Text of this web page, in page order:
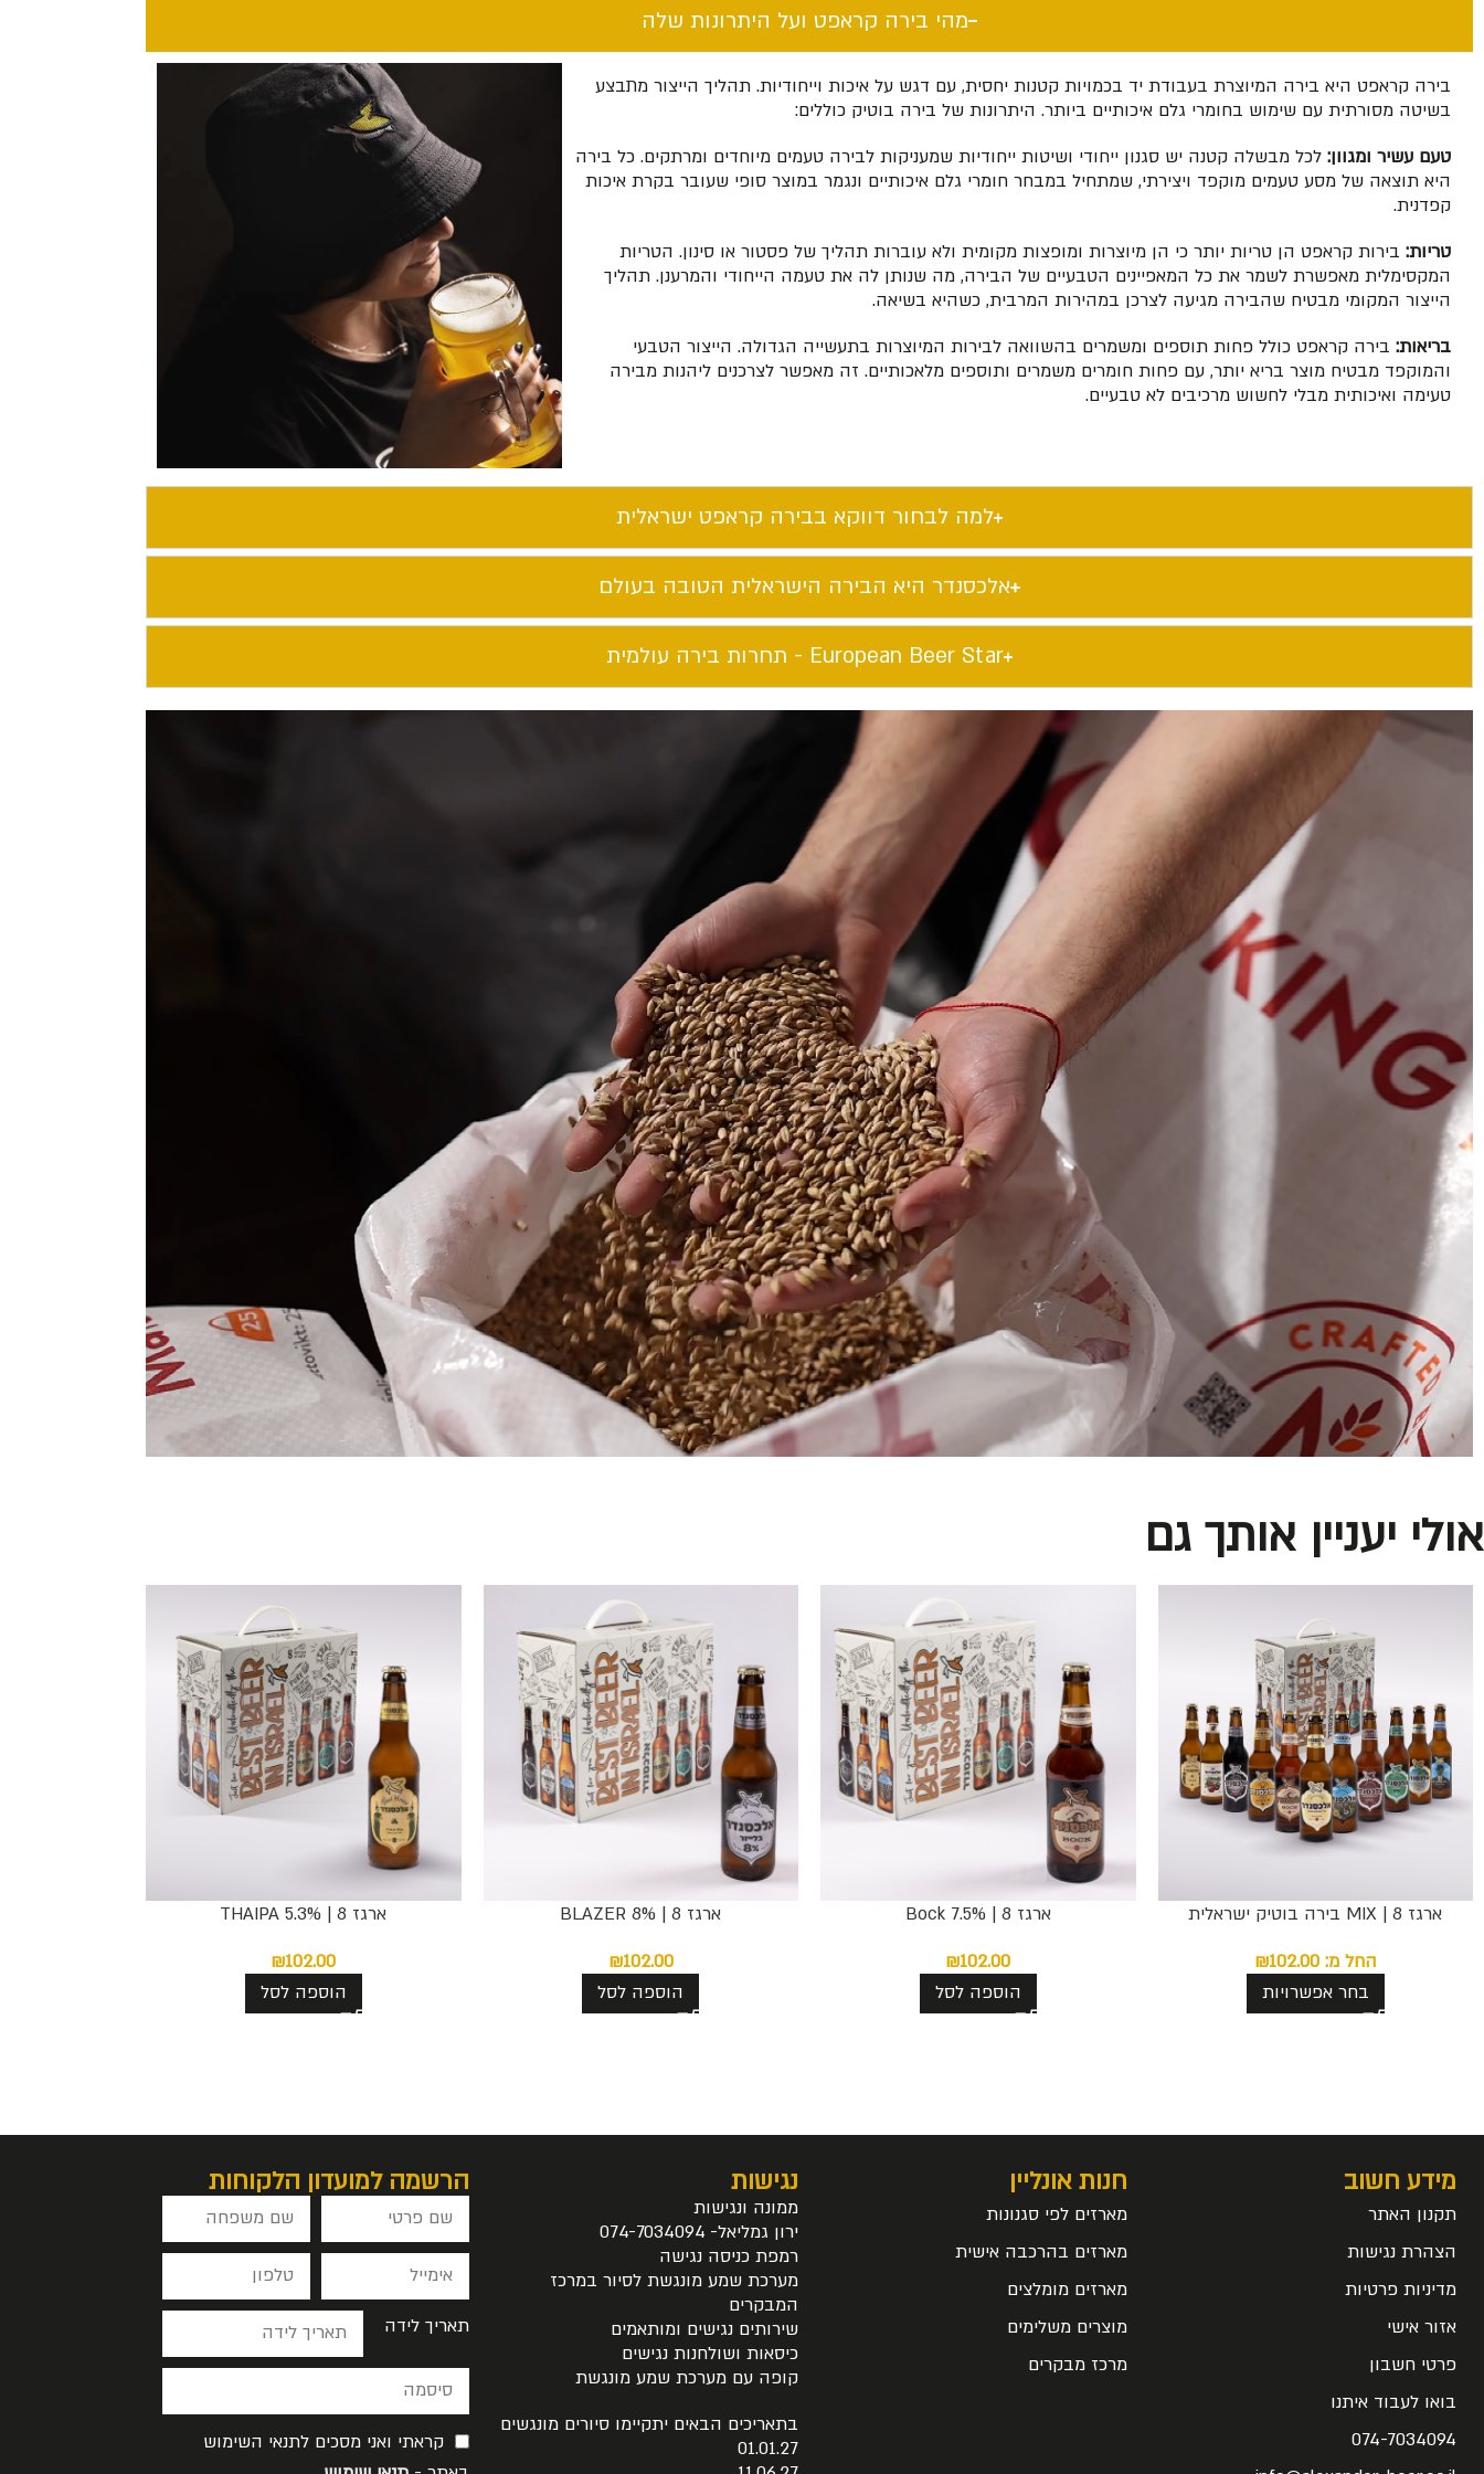
מהי בירה קראפט ועל היתרונות שלה​
בירה קראפט היא בירה המיוצרת בעבודת יד בכמויות קטנות יחסית, עם דגש על איכות וייחודיות. תהליך הייצור מתבצע
בשיטה מסורתית עם שימוש בחומרי גלם איכותיים ביותר. היתרונות של בירה בוטיק כוללים:
טעם עשיר ומגוון: לכל מבשלה קטנה יש סגנון ייחודי ושיטות ייחודיות שמעניקות לבירה טעמים מיוחדים ומרתקים. כל בירה
היא תוצאה של מסע טעמים מוקפד ויצירתי, שמתחיל במבחר חומרי גלם איכותיים ונגמר במוצר סופי שעובר בקרת איכות
קפדנית.
טריות: בירות קראפט הן טריות יותר כי הן מיוצרות ומופצות מקומית ולא עוברות תהליך של פסטור או סינון. הטריות
המקסימלית מאפשרת לשמר את כל המאפיינים הטבעיים של הבירה, מה שנותן לה את טעמה הייחודי והמרענן. תהליך
הייצור המקומי מבטיח שהבירה מגיעה לצרכן במהירות המרבית, כשהיא בשיאה.
בריאות: בירה קראפט כולל פחות תוספים ומשמרים בהשוואה לבירות המיוצרות בתעשייה הגדולה. הייצור הטבעי
והמוקפד מבטיח מוצר בריא יותר, עם פחות חומרים משמרים ותוספים מלאכותיים. זה מאפשר לצרכנים ליהנות מבירה
טעימה ואיכותית מבלי לחשוש מרכיבים לא טבעיים.
למה לבחור דווקא בבירה קראפט ישראלית​
אלכסנדר היא הבירה הישראלית הטובה בעולם​
European Beer Star​ - תחרות בירה עולמית
אולי יעניין אותך גם
ארגז 8 | MIX בירה בוטיק ישראלית
החל מ:
₪102.00
בחר אפשרויות
ארגז 8 | 7.5% Bock
₪102.00
הוספה לסל
ארגז 8 | BLAZER 8%
₪102.00
הוספה לסל
ארגז 8 | THAIPA 5.3%
₪102.00
הוספה לסל
מידע חשוב
תקנון האתר
הצהרת נגישות
מדיניות פרטיות
אזור אישי
פרטי חשבון
בואו לעבוד איתנו
074-7034094
חנות אונליין
מארזים לפי סגנונות
מארזים בהרכבה אישית
מארזים מומלצים
מוצרים משלימים
מרכז מבקרים
נגישות
ממונה ונגישות
ירון גמליאל- 074-7034094
רמפת כניסה נגישה
מערכת שמע מונגשת לסיור במרכז
המבקרים
שירותים נגישים ומותאמים
כיסאות ושולחנות נגישים
קופה עם מערכת שמע מונגשת
בתאריכים הבאים יתקיימו סיורים מונגשים
01.01.27
הרשמה למועדון הלקוחות
תאריך לידה
קראתי ואני מסכים לתנאי השימוש